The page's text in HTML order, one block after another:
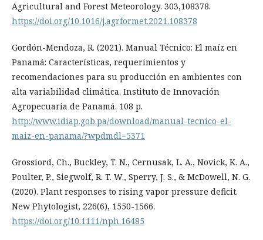
Agricultural and Forest Meteorology. 303,108378.
https://doi.org/10.1016/j.agrformet.2021.108378
Gordón-Mendoza, R. (2021). Manual Técnico: El maíz en
Panamá: Características, requerimientos y
recomendaciones para su producción en ambientes con
alta variabilidad climática. Instituto de Innovación
Agropecuaria de Panamá. 108 p.
http://www.idiap.gob.pa/download/manual-tecnico-el-
maiz-en-panama/?wpdmdl=5371
Grossiord, Ch., Buckley, T. N., Cernusak, L. A., Novick, K. A.,
Poulter, P., Siegwolf, R. T. W., Sperry, J. S., & McDowell, N. G.
(2020). Plant responses to rising vapor pressure deficit.
New Phytologist, 226(6), 1550-1566.
https://doi.org/10.1111/nph.16485